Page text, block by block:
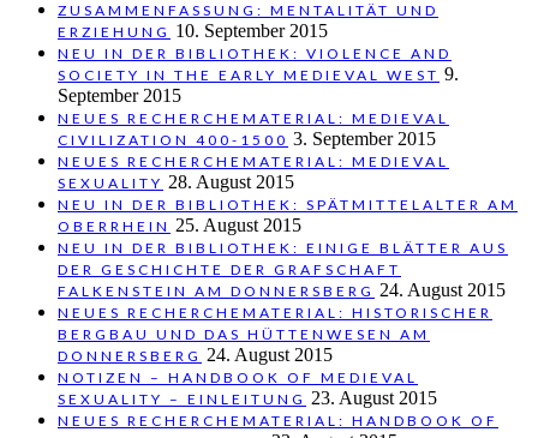
ZUSAMMENFASSUNG: MENTALITÄT UND
ERZIEHUNG 10. September 2015
NEU IN DER BIBLIOTHEK: VIOLENCE AND
SOCIETY IN THE EARLY MEDIEVAL WEST 9.
September 2015
NEUES RECHERCHEMATERIAL: MEDIEVAL
CIVILIZATION 400-1500 3. September 2015
NEUES RECHERCHEMATERIAL: MEDIEVAL
SEXUALITY 28. August 2015
NEU IN DER BIBLIOTHEK: SPÄTMITTELALTER AM
OBERRHEIN 25. August 2015
NEU IN DER BIBLIOTHEK: EINIGE BLÄTTER AUS
DER GESCHICHTE DER GRAFSCHAFT
FALKENSTEIN AM DONNERSBERG 24. August 2015
NEUES RECHERCHEMATERIAL: HISTORISCHER
BERGBAU UND DAS HÜTTENWESEN AM
DONNERSBERG 24. August 2015
NOTIZEN – HANDBOOK OF MEDIEVAL
SEXUALITY – EINLEITUNG 23. August 2015
NEUES RECHERCHEMATERIAL: HANDBOOK OF